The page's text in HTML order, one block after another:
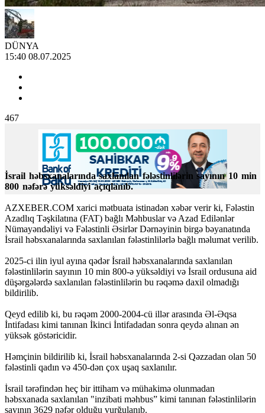
DÜNYA
15:40 08.07.2025
467
İsrail həbsxanalarında saxlanılan fələstinlilərin sayının 10 min
800 nəfərə yüksəldiyi açıqlanıb.
AZXEBER.COM xarici mətbuata istinadən xəbər verir ki, Fələstin
Azadlıq Təşkilatına (FAT) bağlı Məhbuslar və Azad Edilənlər
Nümayəndəliyi və Fələstinli Əsirlər Dərnəyinin birgə bəyanatında
İsrail həbsxanalarında saxlanılan fələstinlilərlə bağlı məlumat verilib.
2025-ci ilin iyul ayına qədər İsrail həbsxanalarında saxlanılan
fələstinlilərin sayının 10 min 800-ə yüksəldiyi və İsrail ordusuna aid
düşərgələrdə saxlanılan fələstinlilərin bu rəqəmə daxil olmadığı
bildirilib.
Qeyd edilib ki, bu rəqəm 2000-2004-cü illər arasında Əl-Əqsa
İntifadası kimi tanınan İkinci İntifadadan sonra qeydə alınan ən
yüksək göstəricidir.
Həmçinin bildirilib ki, İsrail həbsxanalarında 2-si Qəzzadan olan 50
fələstinli qadın və 450-dən çox uşaq saxlanılır.
İsrail tərəfindən heç bir ittiham və mühakimə olunmadan
həbsxanada saxlanılan "inzibati məhbus” kimi tanınan fələstinlilərin
sayının 3629 nəfər olduğu vurğulanıb.